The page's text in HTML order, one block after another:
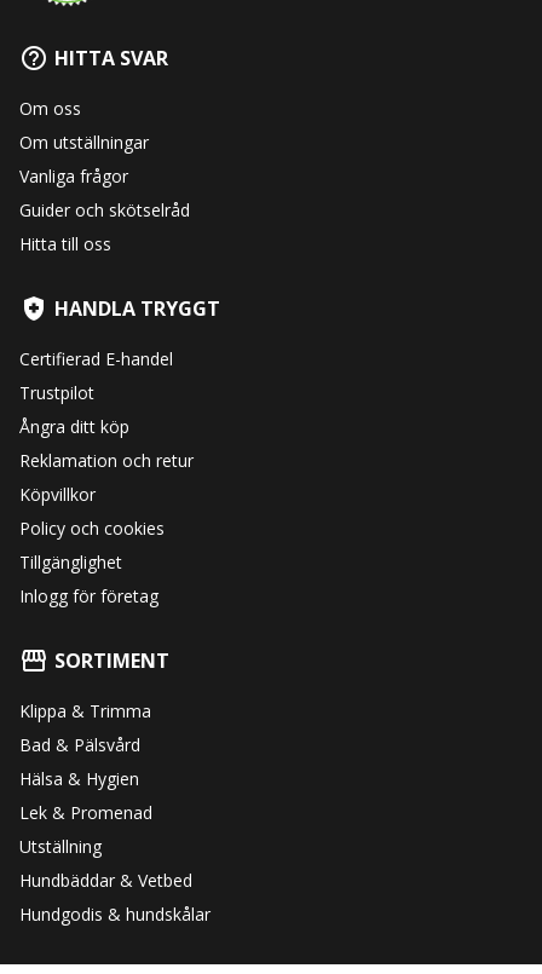
HITTA SVAR
Om oss
Om utställningar
Vanliga frågor
Guider och skötselråd
Hitta till oss
HANDLA TRYGGT
Certifierad E-handel
Trustpilot
Ångra ditt köp
Reklamation och retur
Köpvillkor
Policy och cookies
Tillgänglighet
Inlogg för företag
SORTIMENT
Klippa & Trimma
Bad & Pälsvård
Hälsa & Hygien
Lek & Promenad
Utställning
Hundbäddar & Vetbed
Hundgodis & hundskålar